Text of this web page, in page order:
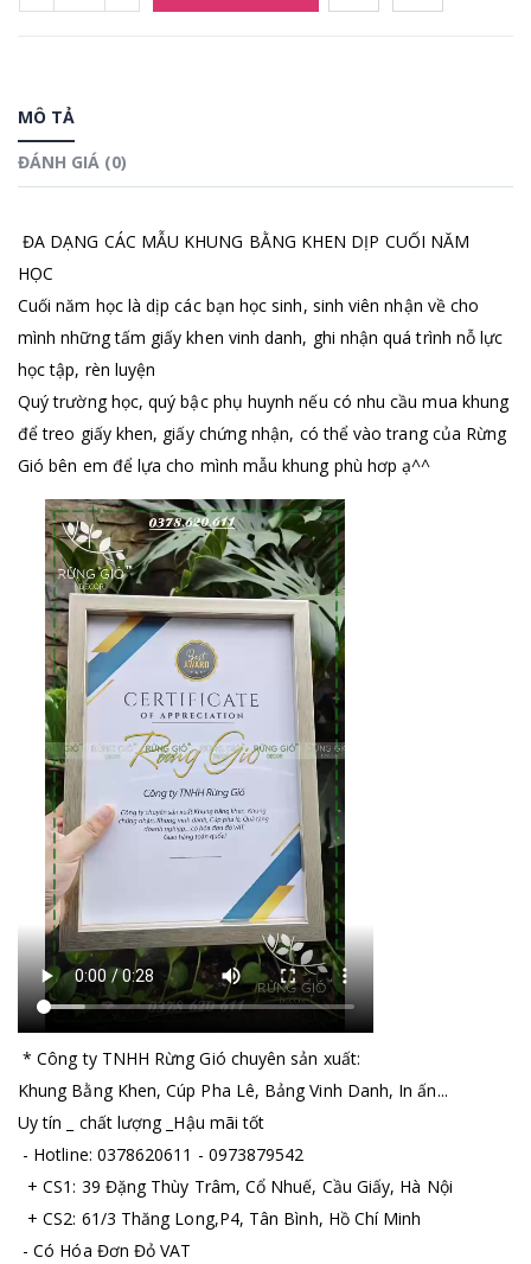
MÔ TẢ
ĐÁNH GIÁ (0)
ĐA DẠNG CÁC MẪU KHUNG BẰNG KHEN DỊP CUỐI NĂM
HỌC
Cuối năm học là dịp các bạn học sinh, sinh viên nhận về cho
mình những tấm giấy khen vinh danh, ghi nhận quá trình nỗ lực
học tập, rèn luyện
Quý trường học, quý bậc phụ huynh nếu có nhu cầu mua khung
để treo giấy khen, giấy chứng nhận, có thể vào trang của Rừng
Gió bên em để lựa cho mình mẫu khung phù hơp ạ^^
* Công ty TNHH Rừng Gió chuyên sản xuất:
Khung Bằng Khen, Cúp Pha Lê, Bảng Vinh Danh, In ấn...
Uy tín _ chất lượng _Hậu mãi tốt
- Hotline: 0378620611 - 0973879542
+ CS1: 39 Đặng Thùy Trâm, Cổ Nhuế, Cầu Giấy, Hà Nội
+ CS2: 61/3 Thăng Long,P4, Tân Bình, Hồ Chí Minh
- Có Hóa Đơn Đỏ VAT